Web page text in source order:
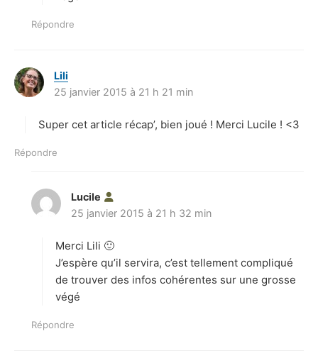
Répondre
Lili
i
25 janvier 2015 à 21 h 21 min
Super cet article récap’, bien joué ! Merci Lucile ! <3
Répondre
Lucile
i
:
25 janvier 2015 à 21 h 32 min
Merci Lili 🙂
J’espère qu’il servira, c’est tellement compliqué
de trouver des infos cohérentes sur une grosse
végé
Répondre